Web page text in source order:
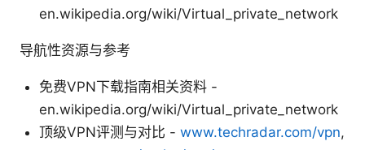
en.wikipedia.org/wiki/Virtual_private_network
导航性资源与参考
免费VPN下载指南相关资料 -
en.wikipedia.org/wiki/Virtual_private_network
顶级VPN评测与对比 - www.techradar.com/vpn,